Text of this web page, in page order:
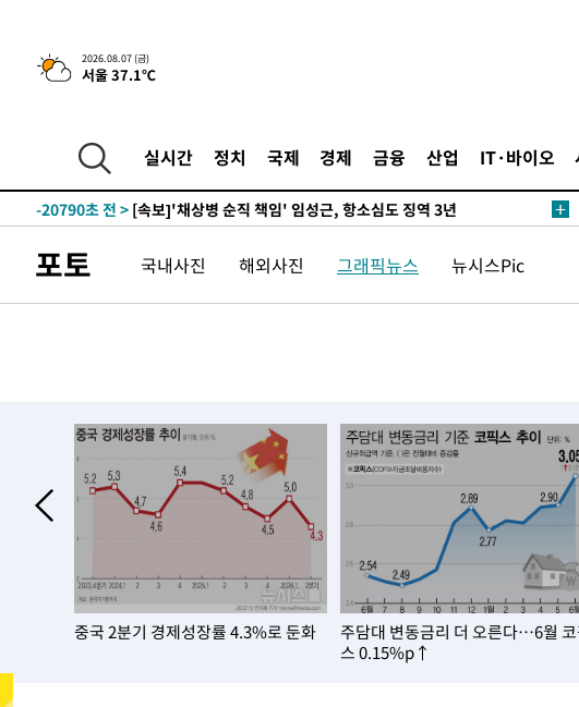
2026.08.07 (금)
서울 37.1℃
실시간 정치 국제 경제 금융 산업 IT·바이오
6분 전 > [속보] 뉴욕증시, 일제 하락 마감…나스닥 0.06%↓
병태 후임
-28305초 전 >
[속보]국힘 윤리위, '돌려차기 발언' 진종오·서범수 징계 절차 개시
-23630초 전 >
25.3%↑
-20790초 전 > [속보]'채상병 순직 책임' 임성근, 항소심도 징역 3년
-17256초 전 >
민주 콩고 에볼라환자 4천명 돌파, 4053명 발생 1850명 사망
-16506초 전 >[속보]'300억원대 사기 혐의' 차가원 대표 구속 송치
압수수색
-13849초 전 >[속보]원·달러 환율, 오전 9시 1423.8원
-13645초 전 >
[속보]삼성전자·SK하이닉스 동반 강보합…1%대 상승 출발
-13631초 전 >
[속보]코스닥, 5.95포인트(0.74%) 상승한 807.62개장
-13599초 전 > [속보]코스피, 6300선 재탈환…1.09% 오른 6365.07 개장
-10764초 전 >
시리아 다마스쿠스 교외에서 미니버스 폭발.. 14명 부상, 3명은 중
-10062초 전 >입추에도 극한더위…서울 낮 39도 '폭염중대경보'
-5026초 전 >
이란, 호르무즈서 "적국 목표물들"과 대치로 남부 케슘섬에서 두차
례 큰 폭발음
-3741초 전 >[속보]美, 폴리실리콘 수입 규제…파생제품 15% 관세, 120일 후 발
[속보]트럼프, 美 원정출산 금지 행정명령 서명
포토 국내사진 해외사진 그래픽뉴스 뉴시스Pic
중국 2분기 경제성장률 4.3%로 둔화
주담대 변동금리 더 오른다…6월 코
스 0.15%p↑